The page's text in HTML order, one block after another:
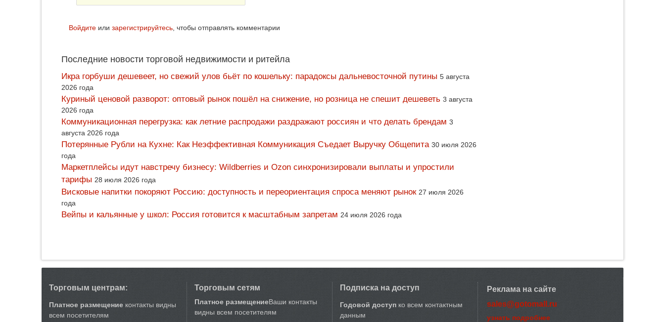
Войдите или зарегистрируйтесь, чтобы отправлять комментарии
Последние новости торговой недвижимости и ритейла
Икра горбуши дешевеет, но свежий улов бьёт по кошельку: парадоксы дальневосточной путины 5 августа
2026 года
Куриный ценовой разворот: оптовый рынок пошёл на снижение, но розница не спешит дешеветь 3 августа
2026 года
Коммуникационная перегрузка: как летние распродажи раздражают россиян и что делать брендам 3
августа 2026 года
Потерянные Рубли на Кухне: Как Неэффективная Коммуникация Съедает Выручку Общепита 30 июля 2026
года
Маркетплейсы идут навстречу бизнесу: Wildberries и Ozon синхронизировали выплаты и упростили
тарифы 28 июля 2026 года
Висковые напитки покоряют Россию: доступность и переориентация спроса меняют рынок 27 июля 2026
года
Вейпы и кальянные у школ: Россия готовится к масштабным запретам 24 июля 2026 года
Торговым центрам:
Платное размещение контакты видны
всем посетителям
Торговым сетям
Платное размещениеВаши контакты
видны всем посетителям
Подписка на доступ
Годовой доступ ко всем контактным
данным
Реклама на сайте
sales@gotomall.ru
узнать подробнее